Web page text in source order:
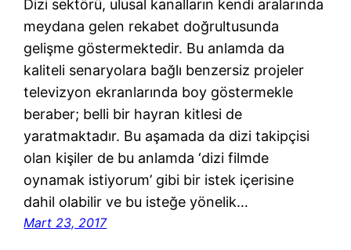
Dizi sektörü, ulusal kanalların kendi aralarında
meydana gelen rekabet doğrultusunda
gelişme göstermektedir. Bu anlamda da
kaliteli senaryolara bağlı benzersiz projeler
televizyon ekranlarında boy göstermekle
beraber; belli bir hayran kitlesi de
yaratmaktadır. Bu aşamada da dizi takipçisi
olan kişiler de bu anlamda ‘dizi filmde
oynamak istiyorum’ gibi bir istek içerisine
dahil olabilir ve bu isteğe yönelik…
Mart 23, 2017